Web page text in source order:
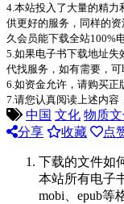
4.本站投入了大量的精力
供更好的服务，同样的
久会员能下载全站100%
5.如果电子书下载地址失
代找服务，如有需要，可
6.如资金允许，请购买正
7.请您认真阅读上述内容
中国 文化 物质
分享
收藏 点
下载的文件如
本站所有电子
mobi、epub等